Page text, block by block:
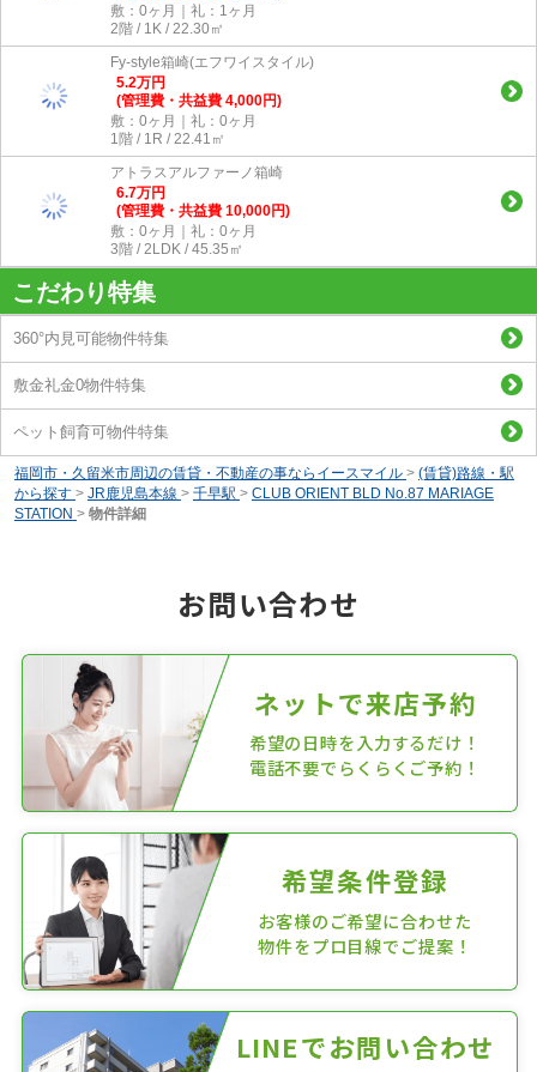
敷：0ヶ月｜礼：1ヶ月
2階 / 1K / 22.30㎡
Fy-style箱崎(エフワイスタイル)
5.2万円
(管理費・共益費 4,000円)
敷：0ヶ月｜礼：0ヶ月
1階 / 1R / 22.41㎡
アトラスアルファーノ箱崎
6.7万円
(管理費・共益費 10,000円)
敷：0ヶ月｜礼：0ヶ月
3階 / 2LDK / 45.35㎡
こだわり特集
360°内見可能物件特集
敷金礼金0物件特集
ペット飼育可物件特集
福岡市・久留米市周辺の賃貸・不動産の事ならイースマイル > (賃貸)路線・駅
から探す > JR鹿児島本線 > 千早駅 > CLUB ORIENT BLD No.87 MARIAGE
STATION > 物件詳細
お問い合わせ
ネットで来店予約
希望の日時を入力するだけ！
電話不要でらくらくご予約！
希望条件登録
お客様のご希望に合わせた
物件をプロ目線でご提案！
LINEでお問い合わせ